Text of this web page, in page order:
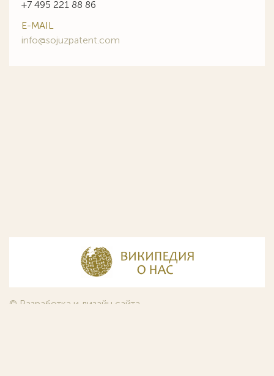
+7 495 221 88 86
E-MAIL
info@sojuzpatent.com
© Разработка и дизайн сайта